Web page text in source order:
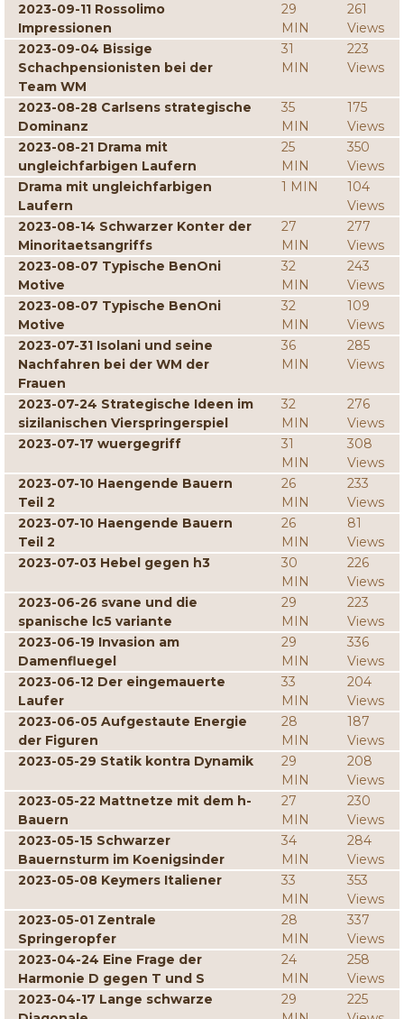
2023-09-11 Rossolimo
Impressionen
29
MIN
261
Views
2023-09-04 Bissige
Schachpensionisten bei der
Team WM
31
MIN
223
Views
2023-08-28 Carlsens strategische
Dominanz
35
MIN
175
Views
2023-08-21 Drama mit
ungleichfarbigen Laufern
25
MIN
350
Views
Drama mit ungleichfarbigen
Laufern
1 MIN
104
Views
2023-08-14 Schwarzer Konter der
Minoritaetsangriffs
27
MIN
277
Views
2023-08-07 Typische BenOni
Motive
32
MIN
243
Views
2023-08-07 Typische BenOni
Motive
32
MIN
109
Views
2023-07-31 Isolani und seine
Nachfahren bei der WM der
Frauen
36
MIN
285
Views
2023-07-24 Strategische Ideen im
sizilanischen Vierspringerspiel
32
MIN
276
Views
2023-07-17 wuergegriff
31
MIN
308
Views
2023-07-10 Haengende Bauern
Teil 2
26
MIN
233
Views
2023-07-10 Haengende Bauern
Teil 2
26
MIN
81
Views
2023-07-03 Hebel gegen h3
30
MIN
226
Views
2023-06-26 svane und die
spanische lc5 variante
29
MIN
223
Views
2023-06-19 Invasion am
Damenfluegel
29
MIN
336
Views
2023-06-12 Der eingemauerte
Laufer
33
MIN
204
Views
2023-06-05 Aufgestaute Energie
der Figuren
28
MIN
187
Views
2023-05-29 Statik kontra Dynamik
29
MIN
208
Views
2023-05-22 Mattnetze mit dem h-
Bauern
27
MIN
230
Views
2023-05-15 Schwarzer
Bauernsturm im Koenigsinder
34
MIN
284
Views
2023-05-08 Keymers Italiener
33
MIN
353
Views
2023-05-01 Zentrale
Springeropfer
28
MIN
337
Views
2023-04-24 Eine Frage der
Harmonie D gegen T und S
24
MIN
258
Views
2023-04-17 Lange schwarze
29
225